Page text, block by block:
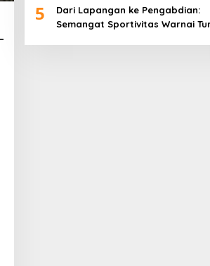
80
5
Dari Lapangan ke Pengabdian:
Semangat Sportivitas Warnai